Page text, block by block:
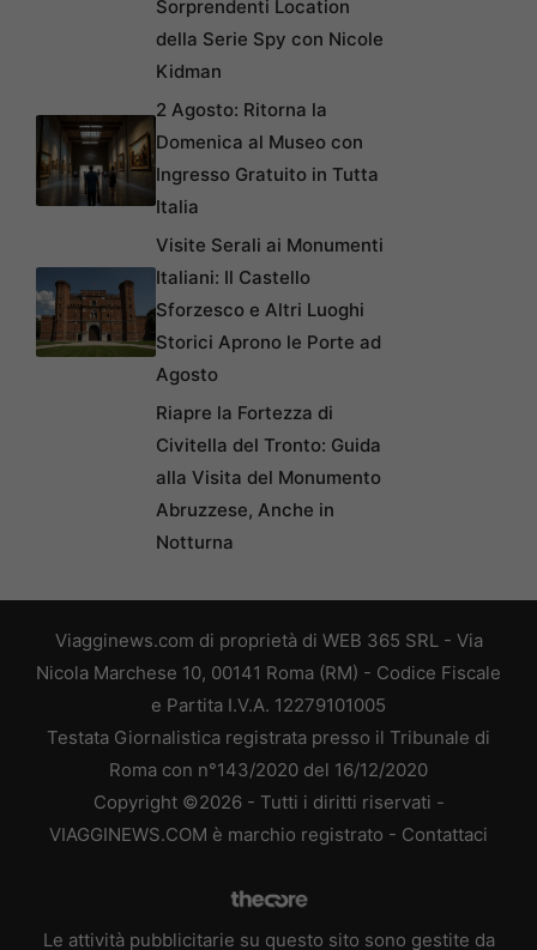
Sorprendenti Location
della Serie Spy con Nicole
Kidman
2 Agosto: Ritorna la
Domenica al Museo con
Ingresso Gratuito in Tutta
Italia
Visite Serali ai Monumenti
Italiani: Il Castello
Sforzesco e Altri Luoghi
Storici Aprono le Porte ad
Agosto
Riapre la Fortezza di
Civitella del Tronto: Guida
alla Visita del Monumento
Abruzzese, Anche in
Notturna
Viagginews.com di proprietà di WEB 365 SRL - Via
Nicola Marchese 10, 00141 Roma (RM) - Codice Fiscale
e Partita I.V.A. 12279101005
Testata Giornalistica registrata presso il Tribunale di
Roma con n°143/2020 del 16/12/2020
Copyright ©2026 - Tutti i diritti riservati -
VIAGGINEWS.COM è marchio registrato - Contattaci
Le attività pubblicitarie su questo sito sono gestite da